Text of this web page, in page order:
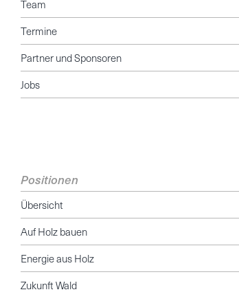
Team
Termine
Partner und Sponsoren
Jobs
Positionen
Übersicht
Auf Holz bauen
Energie aus Holz
Zukunft Wald